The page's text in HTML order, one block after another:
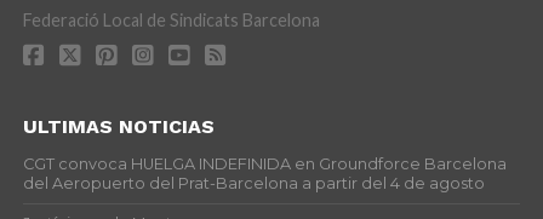
Federació Local de Sindicats Barcelona
ULTIMAS NOTICIAS
CGT convoca HUELGA INDEFINIDA en Groundforce Barcelona
del Aeropuerto del Prat-Barcelona a partir del 4 de agosto